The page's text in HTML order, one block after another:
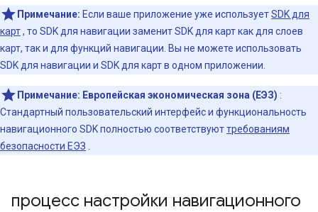
Примечание: Если ваше приложение уже используетSDK для
карт, то SDK для навигации заменит SDK для карт как для слоев
карт, так и для функций навигации. Вы не можете использовать
SDK для навигации и SDK для карт в одном приложении.
Примечание: Европейская экономическая зона (ЕЭЗ) :
Стандартный пользовательский интерфейс и функциональность
навигационного SDK полностью соответствуюттребованиям
безопасности ЕЭЗ
процесс настройки навигационного